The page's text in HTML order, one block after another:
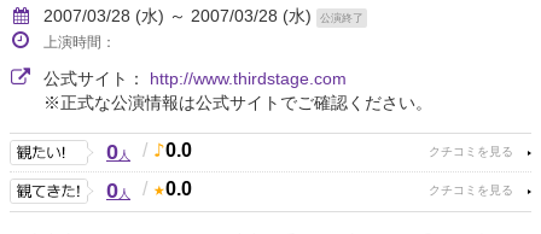
2007/03/28 (水) ～ 2007/03/28 (水) 公演終了
上演時間：
公式サイト： http://www.thirdstage.com
※正式な公演情報は公式サイトでご確認ください。
0人 / 0.0
0人 / 0.0